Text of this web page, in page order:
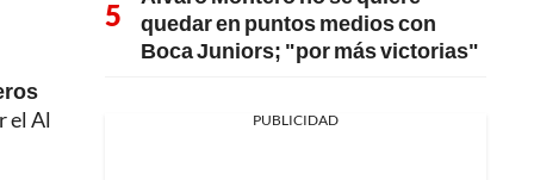
el Al
quedar en puntos medios con
Boca Juniors; "por más victorias"
PUBLICIDAD